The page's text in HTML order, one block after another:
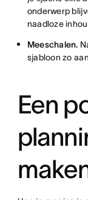
onderwerp
naadloze
Meeschalen.
sjabloon zo
Een